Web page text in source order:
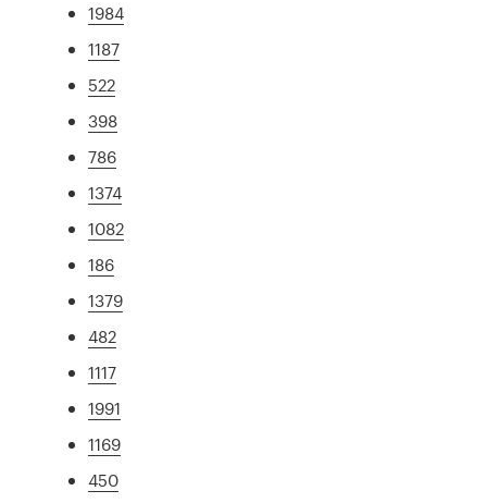
1984
1187
522
398
786
1374
1082
186
1379
482
1117
1991
1169
450